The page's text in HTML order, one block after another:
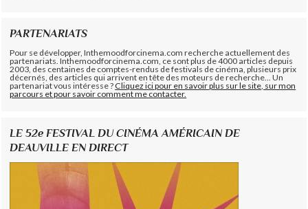
PARTENARIATS
Pour se développer, Inthemoodforcinema.com recherche actuellement des
partenariats. Inthemoodforcinema.com, ce sont plus de 4000 articles depuis
2003, des centaines de comptes-rendus de festivals de cinéma, plusieurs prix
décernés, des articles qui arrivent en tête des moteurs de recherche... Un
partenariat vous intéresse ?Cliquez ici pour en savoir plus sur le site, sur mon
parcours et pour savoir comment me contacter.
LE 52e FESTIVAL DU CINÉMA AMÉRICAIN DE
DEAUVILLE EN DIRECT